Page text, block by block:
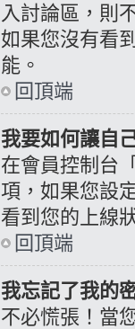
入討論區，則
如果您沒有看
能。
回頂端
我要如何讓自
在會員控制台
項，如果您設
看到您的上線
回頂端
我忘記了我的
不必慌張！當